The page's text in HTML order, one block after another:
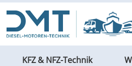
KFZ & NFZ-Technik